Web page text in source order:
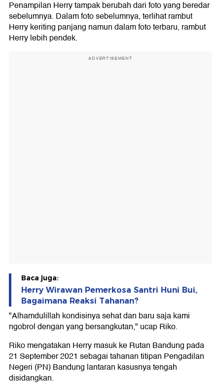
Penampilan Herry tampak berubah dari foto yang beredar
sebelumnya. Dalam foto sebelumnya, terlihat rambut
Herry keriting panjang namun dalam foto terbaru, rambut
Herry lebih pendek.
ADVERTISEMENT
Baca juga:
Herry Wirawan Pemerkosa Santri Huni Bui,
Bagaimana Reaksi Tahanan?
"Alhamdulillah kondisinya sehat dan baru saja kami
ngobrol dengan yang bersangkutan," ucap Riko.
Riko mengatakan Herry masuk ke Rutan Bandung pada
21 September 2021 sebagai tahanan titipan Pengadilan
Negeri (PN) Bandung lantaran kasusnya tengah
disidangkan.